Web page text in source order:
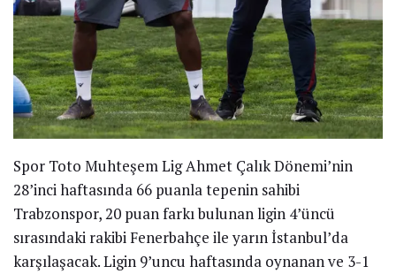
Spor Toto Muhteşem Lig Ahmet Çalık Dönemi’nin
28’inci haftasında 66 puanla tepenin sahibi
Trabzonspor, 20 puan farkı bulunan ligin 4’üncü
sırasındaki rakibi Fenerbahçe ile yarın İstanbul’da
karşılaşacak. Ligin 9’uncu haftasında oynanan ve 3-1